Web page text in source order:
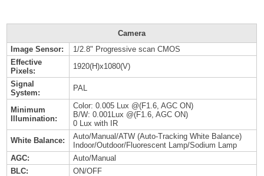
Camera
Image Sensor:
1/2.8" Progressive scan CMOS
Effective
Pixels:
1920(H)x1080(V)
Signal
System:
PAL
Minimum
Illumination:
Color: 0.005 Lux @(F1.6, AGC ON)
B/W: 0.001Lux @(F1.6, AGC ON)
0 Lux with IR
White Balance:
Auto/Manual/ATW (Auto-Tracking White Balance)
Indoor/Outdoor/Fluorescent Lamp/Sodium Lamp
AGC:
Auto/Manual
BLC:
ON/OFF